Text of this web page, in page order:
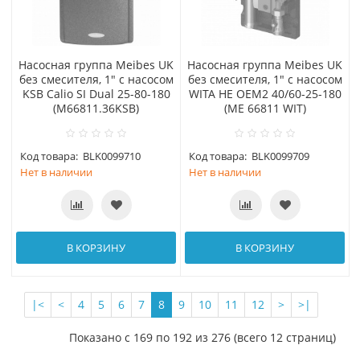
Насосная группа Meibes UK
без смесителя, 1" с насосом
KSB Calio SI Dual 25-80-180
(M66811.36KSB)
Код товара: BLK0099710
Нет в наличии
В КОРЗИНУ
Насосная группа Meibes UK
без смесителя, 1" с насосом
WITA HE OEM2 40/60-25-180
(МЕ 66811 WIT)
Код товара: BLK0099709
Нет в наличии
В КОРЗИНУ
|< < 4 5 6 7 8 9 10 11 12 > >|
Показано с 169 по 192 из 276 (всего 12 страниц)